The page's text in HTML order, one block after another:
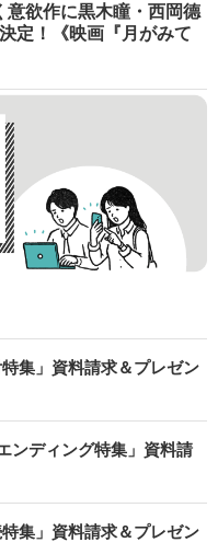
意欲作に黒木瞳・西岡德
定！《映画『月がみて
集」資料請求＆プレゼン
ンディング特集」資料請
集」資料請求＆プレゼン